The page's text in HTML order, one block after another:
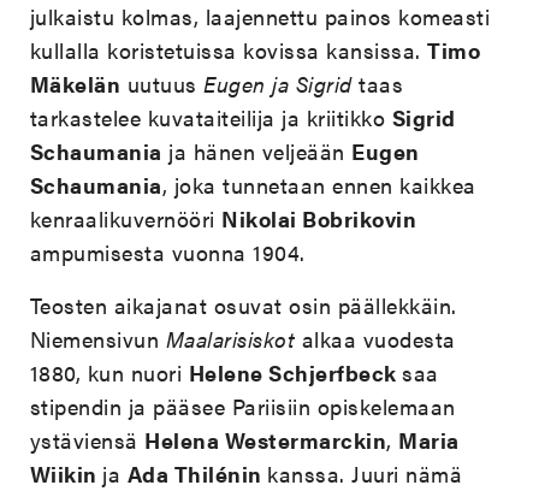
julkaistu kolmas, laajennettu painos komeasti
kullalla koristetuissa kovissa kansissa.Timo
Mäkelän uutuusEugen ja Sigridtaas
tarkastelee kuvataiteilija ja kriitikko Sigrid
Schaumania ja hänen veljeään Eugen
Schaumania, joka tunnetaan ennen kaikkea
kenraalikuvernööri Nikolai Bobrikovin
ampumisesta vuonna 1904.
Teosten aikajanat osuvat osin päällekkäin.
Niemensivun Maalarisiskot alkaa vuodesta
1880, kun nuori Helene Schjerfbecksaa
stipendin ja pääsee Pariisiin opiskelemaan
ystäviensä Helena Westermarckin, Maria
Wiikin ja Ada Thilénin kanssa. Juuri nämä